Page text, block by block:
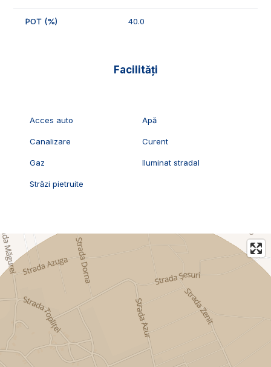
POT (%) 40.0
Facilități
Acces auto Apă
Canalizare Curent
Gaz Iluminat stradal
Străzi pietruite